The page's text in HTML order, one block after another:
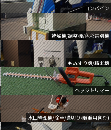
コンバイン
乾燥機/調整機/色彩選別機
もみすり機/精米機
ヘッジトリマー
水田管理機/除草/溝切り機(乗用含む)